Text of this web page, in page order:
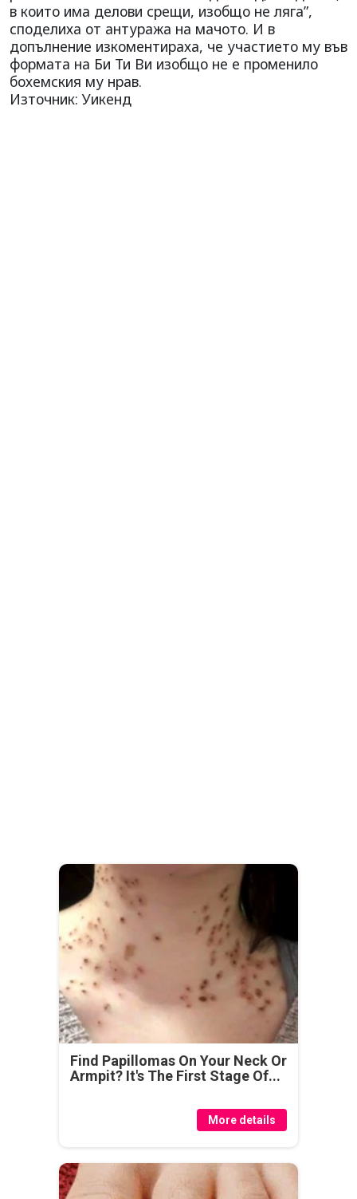
в които има делови срещи, изобщо не ляга”,
споделиха от антуража на мачото. И в
допълнение изкоментираха, че участието му във
формата на Би Ти Ви изобщо не е променило
бохемския му нрав.
Източник: Уикенд
Find Papillomas On Your Neck Or
Armpit? It's The First Stage Of...
More details